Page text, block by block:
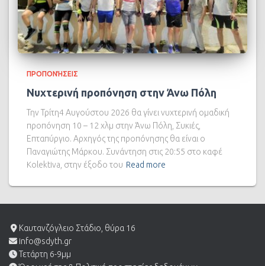
ΠΡΟΠΟΝΉΣΕΙΣ
Νυχτερινή προπόνηση στην Άνω Πόλη
Την Τρίτη4 Αυγούστου 2026 θα γίνει νυχτερινή ομαδική
προπόνηση 10 – 12 χλμ στην Άνω Πόλη, Συκιές,
Επταπύργιο. Αρχηγός της προπόνησης θα είναι ο
Παναγιώτης Μάρκου. Συνάντηση στις 20:55 στο καφέ
Kolektiva, στην έξοδο του Read more
Καυτανζόγλειο Στάδιο, θύρα 16
info@sdyth.gr
Τετάρτη 6-9μμ